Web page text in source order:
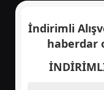
İndirimli
haberdar